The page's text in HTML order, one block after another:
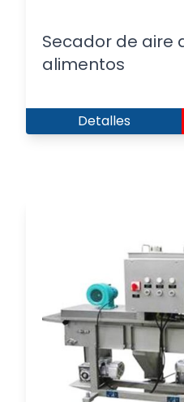
Secador de aire
alimentos
Detalles